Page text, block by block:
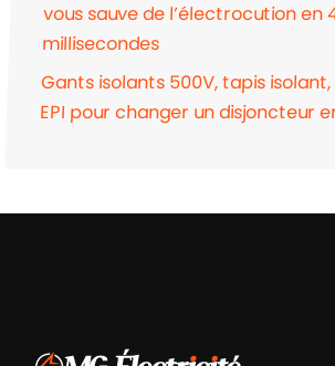
vous sauve de l’électrocution en
millisecondes
Gants isolants 500V, tapis isolant,
EPI pour changer un disjoncteur